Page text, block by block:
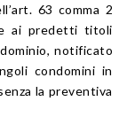
63 comma 2
ai predetti titoli
notificato
condomini in
la preventiva